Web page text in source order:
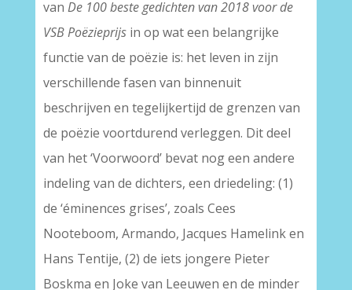
van De 100 beste gedichten van 2018 voor de
VSB Poëzieprijsin op wat een belangrijke
functie van de poëzie is: het leven in zijn
verschillende fasen van binnenuit
beschrijven en tegelijkertijd de grenzen van
de poëzie voortdurend verleggen. Dit deel
van het ‘Voorwoord’ bevat nog een andere
indeling van de dichters, een driedeling: (1)
de ‘éminences grises’, zoals Cees
Nooteboom, Armando, Jacques Hamelink en
Hans Tentije, (2) de iets jongere Pieter
Boskma en Joke van Leeuwen en de minder